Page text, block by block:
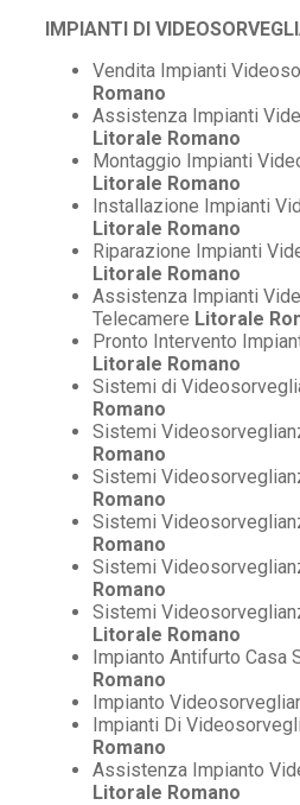
IMPIANTI DI
Vendita Impianti
Romano
Assistenza Impianti
Litorale Romano
Montaggio Impianti
Litorale Romano
Installazione Impianti
Litorale Romano
Riparazione Impianti
Litorale Romano
Assistenza Impianti
Telecamere Litorale
Pronto Intervento
Litorale Romano
Sistemi di
Romano
Sistemi
Romano
Sistemi
Romano
Sistemi
Romano
Sistemi
Romano
Sistemi
Litorale Romano
Impianto Antifurto Casa
Romano
Impianto
Impianti Di
Romano
Assistenza Impianto
Litorale Romano